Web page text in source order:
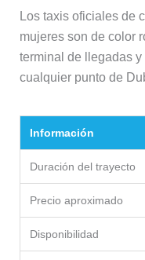
Los taxis oficiales de
mujeres son de color
terminal de llegadas
cualquier punto de
Información
Duración del trayecto
Precio aproximado
Disponibilidad